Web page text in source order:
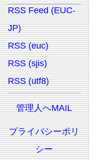
RSS Feed (EUC-
JP)
RSS (euc)
RSS (sjis)
RSS (utf8)
管理人へMAIL
プライバシーポリ
シー